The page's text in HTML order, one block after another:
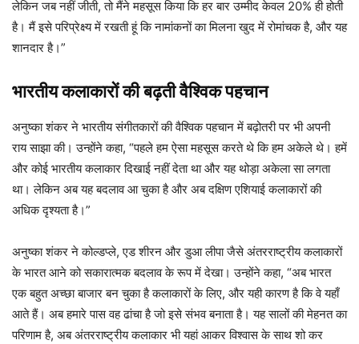
लेकिन जब नहीं जीती, तो मैंने महसूस किया कि हर बार उम्मीद केवल 20% ही होती
है। मैं इसे परिप्रेक्ष्य में रखती हूं कि नामांकनों का मिलना खुद में रोमांचक है, और यह
शानदार है।”
भारतीय कलाकारों की बढ़ती वैश्विक पहचान
अनुष्का शंकर ने भारतीय संगीतकारों की वैश्विक पहचान में बढ़ोतरी पर भी अपनी
राय साझा की। उन्होंने कहा, “पहले हम ऐसा महसूस करते थे कि हम अकेले थे। हमें
और कोई भारतीय कलाकार दिखाई नहीं देता था और यह थोड़ा अकेला सा लगता
था। लेकिन अब यह बदलाव आ चुका है और अब दक्षिण एशियाई कलाकारों की
अधिक दृश्यता है।”
अनुष्का शंकर ने कोल्डप्ले, एड शीरन और डुआ लीपा जैसे अंतरराष्ट्रीय कलाकारों
के भारत आने को सकारात्मक बदलाव के रूप में देखा। उन्होंने कहा, “अब भारत
एक बहुत अच्छा बाजार बन चुका है कलाकारों के लिए, और यही कारण है कि वे यहाँ
आते हैं। अब हमारे पास वह ढांचा है जो इसे संभव बनाता है। यह सालों की मेहनत का
परिणाम है, अब अंतरराष्ट्रीय कलाकार भी यहां आकर विश्वास के साथ शो कर